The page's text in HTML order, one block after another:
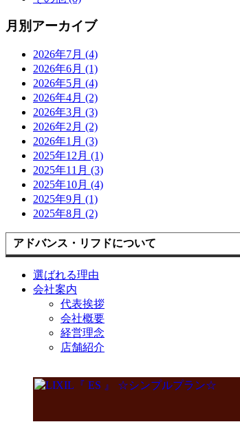
月別アーカイブ
2026年7月 (4)
2026年6月 (1)
2026年5月 (4)
2026年4月 (2)
2026年3月 (3)
2026年2月 (2)
2026年1月 (3)
2025年12月 (1)
2025年11月 (3)
2025年10月 (4)
2025年9月 (1)
2025年8月 (2)
アドバンス・リフドについて
選ばれる理由
会社案内
代表挨拶
会社概要
経営理念
店舗紹介